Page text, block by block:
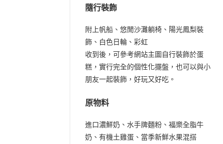
隨行裝飾
附上帆船、悠閒沙灘躺椅、陽光鳳梨裝
飾、白色日輪、彩虹
收到後，可參考網站主圖自行裝飾於蛋
糕，實行完全的個性化擺盤，也可以與小
朋友一起裝飾，好玩又好吃。
原物料
進口濃鮮奶、水手牌麵粉、福樂全脂牛
奶、有機土雞蛋、當季新鮮水果混搭